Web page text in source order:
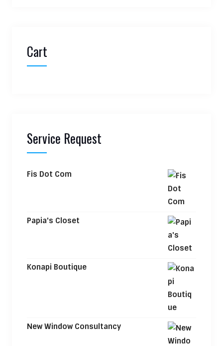
Cart
Service Request
Fis Dot Com
Papia's Closet
Konapi Boutique
New Window Consultancy